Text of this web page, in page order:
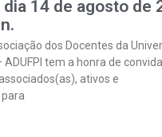
14 de agosto de
dos Docentes da
ADUFPI tem a honra de
ativos e